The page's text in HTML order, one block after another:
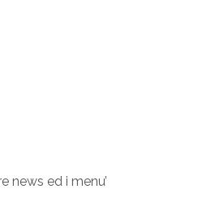
news ed i menu’